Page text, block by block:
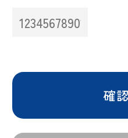
確